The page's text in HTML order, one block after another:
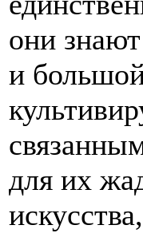
они
и
для их